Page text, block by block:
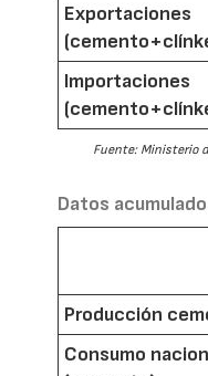
Exportaciones
Importaciones
Fuente: Ministerio
Datos
Producción
Consumo